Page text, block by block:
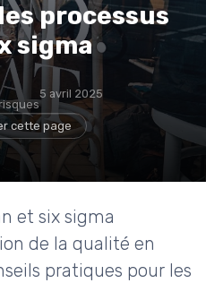
processus
sigma
5 avril 2025
cette page
et six sigma
de la qualité en
pratiques pour les